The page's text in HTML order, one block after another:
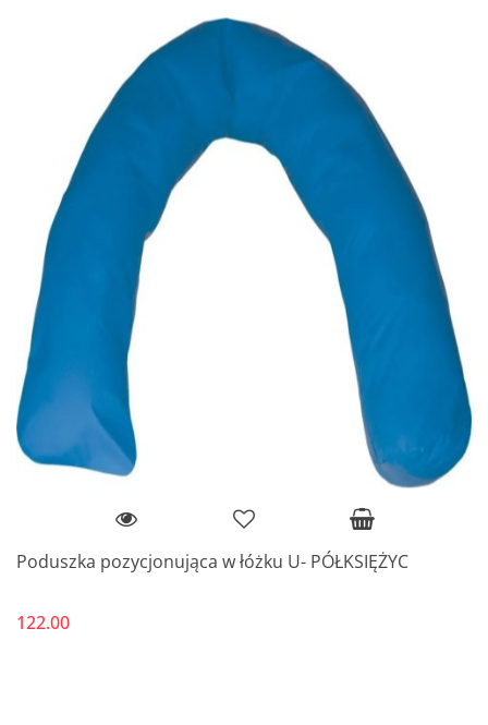
Poduszka pozycjonująca w łóżku U- PÓŁKSIĘŻYC
122.00